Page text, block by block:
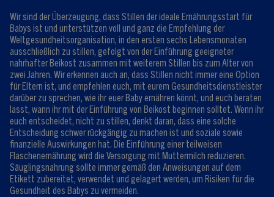
Kontaktformular
Registrieren/Anmelden
Wir sind der Überzeugung, dass Stillen der ideale Ernährungsstart für
Babys ist und unterstützen voll und ganz die Empfehlung der
Weltgesundheitsorganisation, in den ersten sechs Lebensmonaten
ausschließlich zu stillen, gefolgt von der Einführung geeigneter
nahrhafter Beikost zusammen mit weiterem Stillen bis zum Alter von
zwei Jahren. Wir erkennen auch an, dass Stillen nicht immer eine Option
für Eltern ist, und empfehlen euch, mit eurem Gesundheitsdienstleister
darüber zu sprechen, wie ihr euer Baby ernähren könnt, und euch beraten
lasst, wann ihr mit der Einführung von Beikost beginnen solltet. Wenn ihr
euch entscheidet, nicht zu stillen, denkt daran, dass eine solche
Entscheidung schwer rückgängig zu machen ist und soziale sowie
finanzielle Auswirkungen hat. Die Einführung einer teilweisen
Flaschenernährung wird die Versorgung mit Muttermilch reduzieren.
Säuglingsnahrung sollte immer gemäß den Anweisungen auf dem
Etikett zubereitet, verwendet und gelagert werden, um Risiken für die
Gesundheit des Babys zu vermeiden.